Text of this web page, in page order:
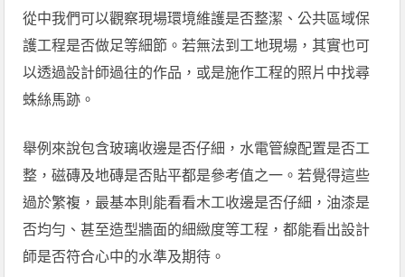
從中我們可以觀察現場環境維護是否整潔、公共區域保
護工程是否做足等細節。若無法到工地現場，其實也可
以透過設計師過往的作品，或是施作工程的照片中找尋
蛛絲馬跡。
舉例來說包含玻璃收邊是否仔細，水電管線配置是否工
整，磁磚及地磚是否貼平都是參考值之一。若覺得這些
過於繁複，最基本則能看看木工收邊是否仔細，油漆是
否均勻、甚至造型牆面的細緻度等工程，都能看出設計
師是否符合心中的水準及期待。